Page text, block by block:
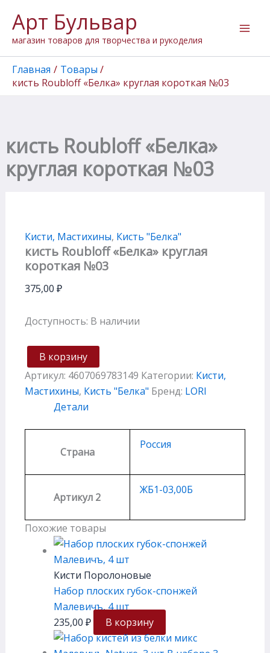
содержимому
Арт Бульвар
магазин товаров для творчества и рукоделия
Главная
Товары
кисть Roubloff «Белка» круглая короткая №03
кисть Roubloff «Белка»
круглая короткая №03
Кисти, Мастихины, Кисть "Белка"
кисть Roubloff «Белка» круглая
короткая №03
375,00 ₽
Доступность: В наличии
товара
кисть
Roubloff
"Белка"
круглая
короткая
№03
В корзину
Артикул: 4607069783149 Категории: Кисти,
Мастихины, Кисть "Белка" Бренд: LORI
Детали
Страна
Россия
Артикул 2
ЖБ1-03,00Б
Похожие товары
Кисти Поролоновые
Набор плоских губок-спонжей
Малевичъ, 4 шт
235,00 ₽ В корзину